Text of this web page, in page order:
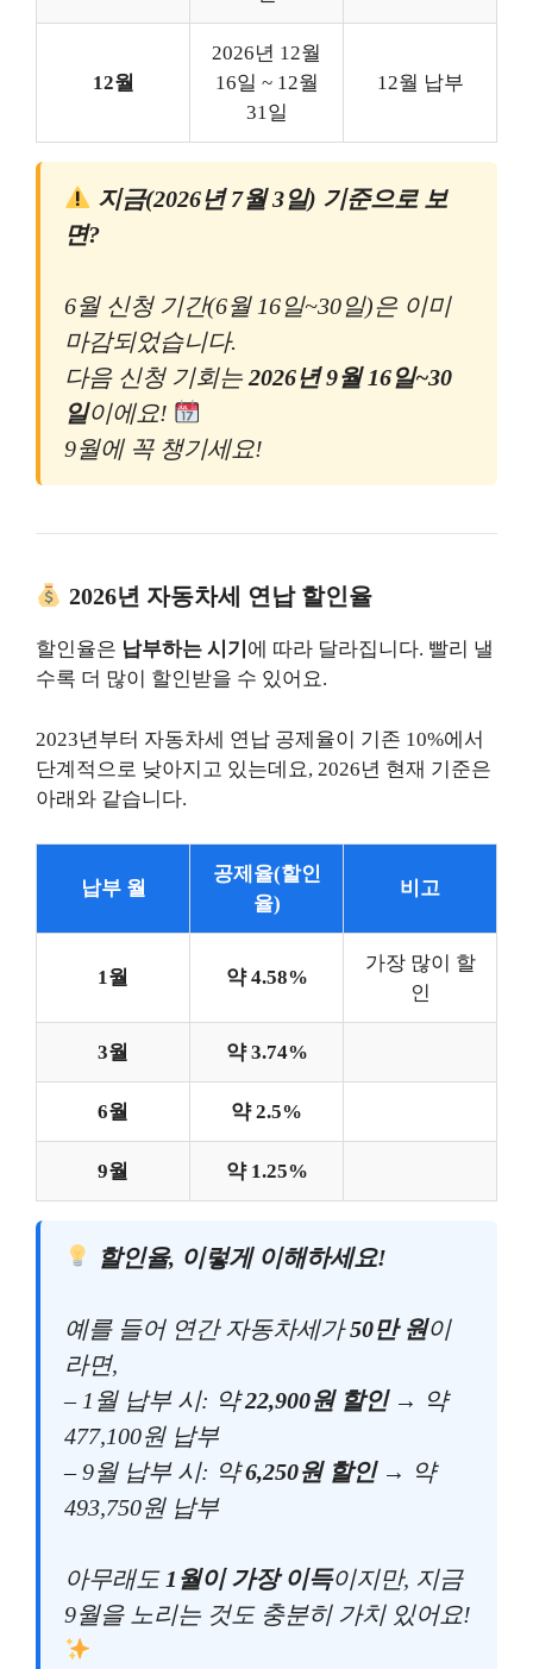
12월
2026년 12월
16일 ~ 12월
31일
12월 납부
지금(2026년 7월 3일) 기준으로 보
면?
6월 신청 기간(6월 16일~30일)은 이미
마감되었습니다.
다음 신청 기회는2026년 9월 16일~30
일이에요!
9월에 꼭 챙기세요!
2026년 자동차세 연납 할인율
할인율은 납부하는 시기 에 따라 달라집니다. 빨리 낼
수록 더 많이 할인받을 수 있어요.
2023년부터 자동차세 연납 공제율이 기존 10%에서
단계적으로 낮아지고 있는데요, 2026년 현재 기준은
아래와 같습니다.
납부 월
공제율(할인
율)
비고
1월 약 4.58%
가장 많이 할
인
3월 약 3.74%
6월 약 2.5%
9월 약 1.25%
할인율, 이렇게 이해하세요!
예를 들어 연간 자동차세가50만 원이
라면,
– 1월 납부 시: 약22,900원 할인→ 약
477,100원 납부
– 9월 납부 시: 약6,250원 할인→ 약
493,750원 납부
아무래도 1월이 가장 이득이지만, 지금
9월을 노리는 것도 충분히 가치 있어요!